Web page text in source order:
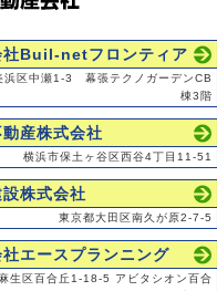
社Buil-netフロンティア
浜区中瀬1-3 幕張テクノガーデンCB
棟3階
動産株式会社
横浜市保土ヶ谷区西谷4丁目11-51
株式会社
東京都大田区南久が原2-7-5
エースプランニング
麻生区百合丘1-18-5 アビタシオン百合